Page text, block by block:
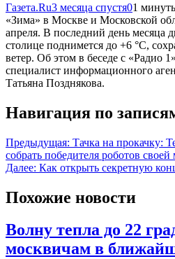
Газета.Ru3 месяца спустя01
«Зима» в Москве и Московской
апреля. В последний день месяца
столице поднимется до +6 °C,
ветер. Об этом в беседе с «Радио
специалист информационного
Татьяна Позднякова.
Навигация по
Предыдущая: Тачка на прокачку:
собрать победителя роботов
Далее: Как открыть секретную
Похожие новости
Волну тепла до 22
москвичам в